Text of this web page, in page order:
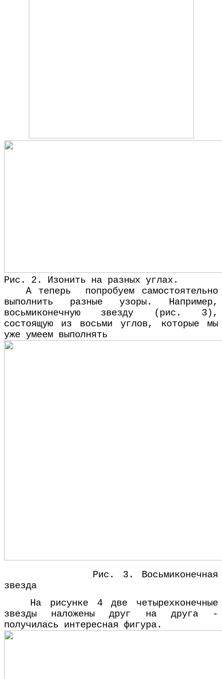
Рис. 2. Изонить на разных углах.
А теперь попробуем самостоятельно
выполнить разные узоры. Например,
восьмиконечную звезду (рис. 3),
состоящую из восьми углов, которые мы
уже умеем выполнять
Рис. 3. Восьмиконечная
звезда
На рисунке 4 две четырехконечные
звезды наложены друг на друга -
получилась интересная фигура.